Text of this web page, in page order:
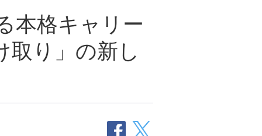
本格キャリー
取り」の新し